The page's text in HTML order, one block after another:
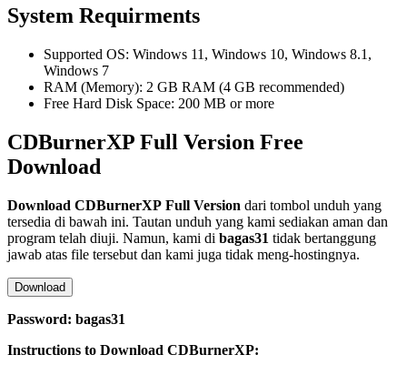
System Requirments
Supported OS: Windows 11, Windows 10, Windows 8.1,
Windows 7
RAM (Memory): 2 GB RAM (4 GB recommended)
Free Hard Disk Space: 200 MB or more
CDBurnerXP Full Version Free
Download
Download CDBurnerXP Full Version dari tombol unduh yang
tersedia di bawah ini. Tautan unduh yang kami sediakan aman dan
program telah diuji. Namun, kami di bagas31 tidak bertanggung
jawab atas file tersebut dan kami juga tidak meng-hostingnya.
Download
Password: bagas31
Instructions to Download CDBurnerXP: